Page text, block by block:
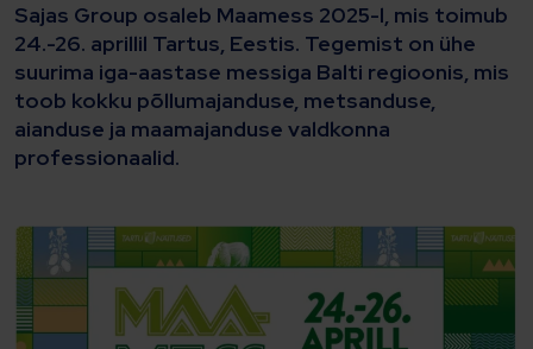
Sajas Group osaleb Maamess 2025-l, mis toimub
24.-26. aprillil Tartus, Eestis. Tegemist on ühe
suurima iga-aastase messiga Balti regioonis, mis
toob kokku põllumajanduse, metsanduse,
aianduse ja maamajanduse valdkonna
professionaalid.